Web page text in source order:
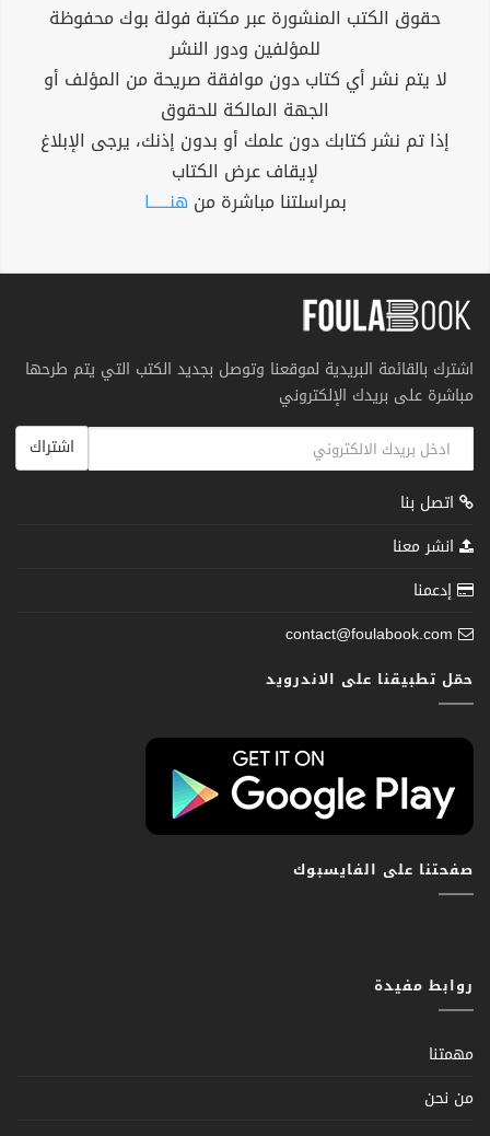
حقوق الكتب المنشورة عبر مكتبة فولة بوك محفوظة
للمؤلفين ودور النشر
لا يتم نشر أي كتاب دون موافقة صريحة من المؤلف أو
الجهة المالكة للحقوق
إذا تم نشر كتابك دون علمك أو بدون إذنك، يرجى الإبلاغ
لإيقاف عرض الكتاب
بمراسلتنا مباشرة من هنــــــا
اشترك بالقائمة البريدية لموقعنا وتوصل بجديد الكتب التي يتم طرحها
مباشرة على بريدك الإلكتروني
اشتراك
اتصل بنا
انشر معنا
إدعمنا
contact@foulabook.com
حمّل تطبيقنا على الاندرويد
صفحتنا على الفايسبوك
روابط مفيدة
مهمتنا
من نحن